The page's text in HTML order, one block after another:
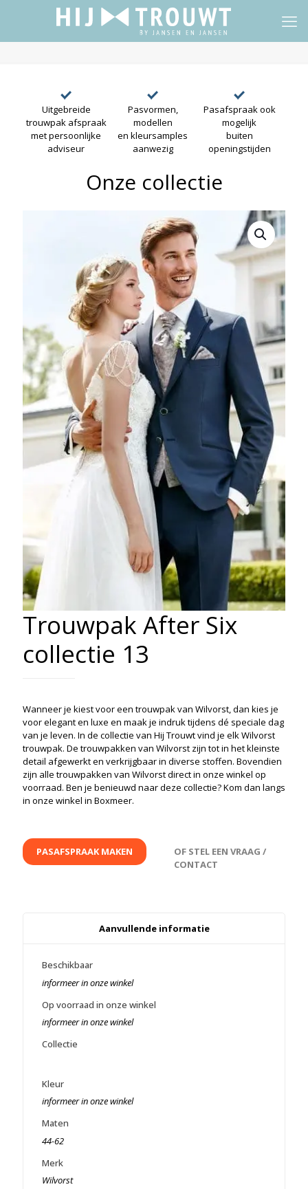
Uitgebreide
trouwpak afspraak
met persoonlijke
adviseur
Pasvormen,
modellen
en kleursamples
aanwezig
Pasafspraak ook
mogelijk
buiten
openingstijden
Onze collectie
Trouwpak After Six
collectie 13
Wanneer je kiest voor een trouwpak van Wilvorst, dan kies je
voor elegant en luxe en maak je indruk tijdens dé speciale dag
van je leven. In de collectie van Hij Trouwt vind je elk Wilvorst
trouwpak. De trouwpakken van Wilvorst zijn tot in het kleinste
detail afgewerkt en verkrijgbaar in diverse stoffen. Bovendien
zijn alle trouwpakken van Wilvorst direct in onze winkel op
voorraad. Ben je benieuwd naar deze collectie? Kom dan langs
in onze winkel in Boxmeer.
PASAFSPRAAK MAKEN
OF STEL EEN VRAAG /
CONTACT
Aanvullende informatie
Beschikbaar
informeer in onze winkel
Op voorraad in onze winkel
informeer in onze winkel
Collectie
Kleur
informeer in onze winkel
Maten
44-62
Merk
Wilvorst